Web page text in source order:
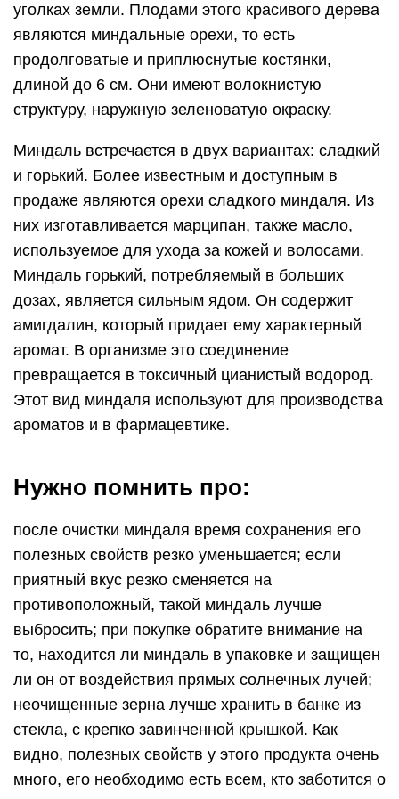
уголках земли. Плодами этого красивого дерева
являются миндальные орехи, то есть
продолговатые и приплюснутые костянки,
длиной до 6 см. Они имеют волокнистую
структуру, наружную зеленоватую окраску.
Миндаль встречается в двух вариантах: сладкий
и горький. Более известным и доступным в
продаже являются орехи сладкого миндаля. Из
них изготавливается марципан, также масло,
используемое для ухода за кожей и волосами.
Миндаль горький, потребляемый в больших
дозах, является сильным ядом. Он содержит
амигдалин, который придает ему характерный
аромат. В организме это соединение
превращается в токсичный цианистый водород.
Этот вид миндаля используют для производства
ароматов и в фармацевтике.
Нужно помнить про:
после очистки миндаля время сохранения его
полезных свойств резко уменьшается; если
приятный вкус резко сменяется на
противоположный, такой миндаль лучше
выбросить; при покупке обратите внимание на
то, находится ли миндаль в упаковке и защищен
ли он от воздействия прямых солнечных лучей;
неочищенные зерна лучше хранить в банке из
стекла, с крепко завинченной крышкой. Как
видно, полезных свойств у этого продукта очень
много, его необходимо есть всем, кто заботится о